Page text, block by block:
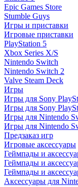
Epic Games Store
Stumble Guys
Игры и приставки
Игровые приставки
PlayStation 5
Xbox Series X/S
Nintendo Switch
Nintendo Switch 2
Valve Steam Deck
Игры
Игры для Sony
Игры для Sony
Игры для Nintendo
Игры для Nintendo
Предзаказ игр
Игровые аксессуары
Геймпады и
Геймпады и
Геймпады и
Аксессуары для